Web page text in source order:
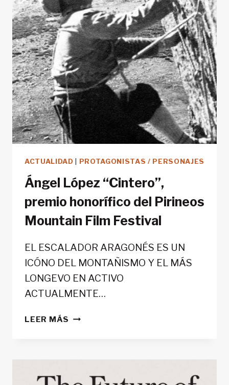
LA
SALOMON
ULTRA
PIRINEU
ACTUALIDAD PROTAGONISTAS / PERSONAJES
Ángel López “Cintero”,
premio honorífico del Pirineos
Mountain Film Festival
EL ESCALADOR ARAGONÉS ES UN
ICÓNO DEL MONTAÑISMO Y EL MÁS
LONGEVO EN ACTIVO
ACTUALMENTE…
LEER MÁS ÁNGEL